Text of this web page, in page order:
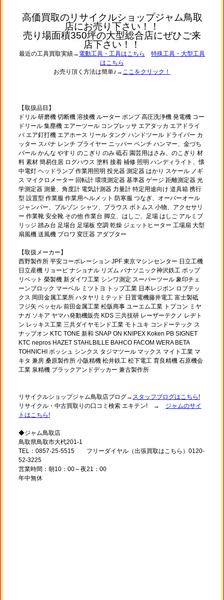
高価買取のリサイクルショップジャム鳥取
店にお売り下さい！！
売り場面積350坪の大型総合店にぜひご来
店下さい！！
最近の工具買取実績→ 電動工具・工具はこちら
特殊工具・大型工具
はこちら
お売り頂く方法は簡単♪→ ここをクリック！
【取扱品目】
ドリル 研磨機 切断機 溶接機 ルーター ポンプ 高圧洗浄機 発電機 コー
ドリール 集塵機 エアーツール コンプレッサ エアタッカ エアドライ
バ エア釘打機 エアホース リール タンク ハンドツール ドライバー カ
ッター スパナ レンチ プライヤー ニッパー ペンチ ハンマー、金づち
バール かんな やすり のこぎり のみ 砥石 園芸用はさみ、のこぎり 材
料 素材 簡易住居 ログハウス 塗料 接着 補修 照明 ハンディライト、懐
中電灯 ヘッドランプ 作業用照明 投光器 測定器 はかり スケール ノギ
ス マイクロメーター 回転計 環境測定器 基準器 ゲージ 距離測定器 光
学測定器 測量、角度計 電気計測器 力量計 特定用途向け 道具箱 携行
型 設置型 作業服 作業用ヘルメット 防寒服 つなぎ、オーバーオール
ジャンパー、ブルゾン シャツ、ブラウス ボトムス 小物、アクセサリ
ー 作業靴 安全靴 その他 作業台 脚立、はしご、足場 はしご アルミブ
リッジ 踏み台 足場台 足場板 空調 乾燥 ジェットヒーター 工場扇 大型
扇風機 送風機 ブロワ 変圧器 アダプター
【取扱メーカー】
西野製作所 平安コーポレーション JPF 東京マシンセンター 日立工機
日立産機 リョービ ナショナル リズム パナソニック神沢鉄工 ポップ
リベット 榮製機 新ダイワ工業 シンワ測定 スーパーツール 象印チェ
ーンブロック マーベル ミツトヨ トップ工業 日本レジボン ロブテッ
クス 岡田金属工業所 ハタヤリミテッド 日置電機藤井電工 富士製砥
フジ矢 ベッセル 前田金属工業 松阪商事 ユーエム工業 トプコン ミヤ
ナガ ソキア ヤマハ発動機販売 KDS 三共技研 レーザーテクノ レヂト
ン レッキス工業 三共ダイヤモンド工業 モトユキ コンドーテック ス
ナップオン KTC TONE 新和 SNAP ON KNIPEX Koken PB SIGNET
KTC nepros HAZET STAHLBILLE BAHCO FACOM WERA BETA
TOHNICHI ボッシュ シンクス タジマツール マックス マイト工業 マ
キタ 兼房 桑原製作所 小阪精機 松井鉄工 松下電工 育良精機 石原機会
工業 泉精機 ブラックアンドデッカー 兼古製作所
リサイクルショップジャム鳥取店ブログ→ スタッフブログはこちら!
リサイクル・中古買取りの口コミ検索 エキテン! → ジャムのサイ
トはこちら!
◆ジャム鳥取店
鳥取県鳥取市大杙201-1
TEL：0857-25-5515 フリーダイヤル（出張買取はこちら）0120-
52-3225
営業時間：朝10：00～夜21：00
年中無休